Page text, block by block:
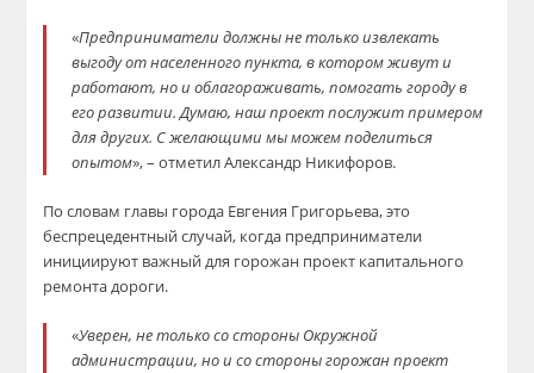
«Предприниматели должны не только извлекать
выгоду от населенного пункта, в котором живут и
работают, но и облагораживать, помогать городу в
его развитии. Думаю, наш проект послужит примером
для других. С желающими мы можем поделиться
опытом», – отметил Александр Никифоров.
По словам главы города Евгения Григорьева, это
беспрецедентный случай, когда предприниматели
инициируют важный для горожан проект капитального
ремонта дороги.
«Уверен, не только со стороны Окружной
администрации, но и со стороны горожан проект